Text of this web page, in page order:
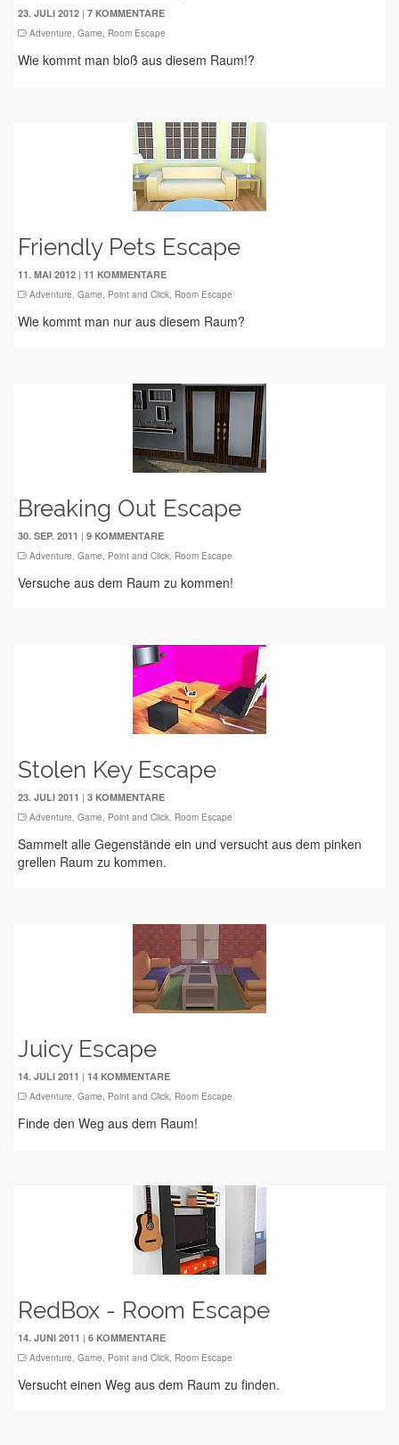
23. JULI 2012 | 7 KOMMENTARE
Adventure, Game, Room Escape
Wie kommt man bloß aus diesem Raum!?
Friendly Pets Escape
11. MAI 2012 | 11 KOMMENTARE
Adventure, Game, Point and Click, Room Escape
Wie kommt man nur aus diesem Raum?
Breaking Out Escape
30. SEP. 2011 | 9 KOMMENTARE
Adventure, Game, Point and Click, Room Escape
Versuche aus dem Raum zu kommen!
Stolen Key Escape
23. JULI 2011 | 3 KOMMENTARE
Adventure, Game, Point and Click, Room Escape
Sammelt alle Gegenstände ein und versucht aus dem pinken
grellen Raum zu kommen.
Juicy Escape
14. JULI 2011 | 14 KOMMENTARE
Adventure, Game, Point and Click, Room Escape
Finde den Weg aus dem Raum!
RedBox - Room Escape
14. JUNI 2011 | 6 KOMMENTARE
Adventure, Game, Point and Click, Room Escape
Versucht einen Weg aus dem Raum zu finden.